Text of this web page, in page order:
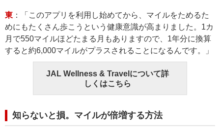
東 ：「このアプリを利用し始めてから、マイルをためるた
めにもたくさん歩こうという健康意識が高まりました。1カ
月で550マイルほどたまる月もありますので、1年分に換算
すると約6,000マイルがプラスされることになるんです。」
JAL Wellness & Travelについて詳
しくはこちら
知らないと損。マイルが倍増する方法